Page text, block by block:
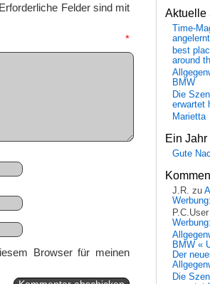
Erforderliche Felder sind mit
*
Browser für meinen
Aktuelle
Time-
best
around
BMW
Die
erwartet
Marietta
Ein
Gute
J.R. zu
P.C.User
BMW «
Der
Die